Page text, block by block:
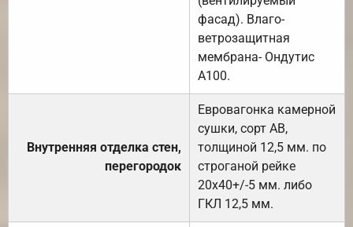
фасад). Влаго-
ветрозащитная
мембрана- Ондутис
А100.
Внутренняя отделка стен,
перегородок
Евровагонка камерной
сушки, сорт АВ,
толщиной 12,5 мм. по
строганой рейке
20х40+/-5 мм. либо
ГКЛ 12,5 мм.